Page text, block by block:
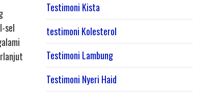
sel
Testimoni Kista
testimoni Kolesterol
Testimoni Lambung
Testimoni Nyeri Haid